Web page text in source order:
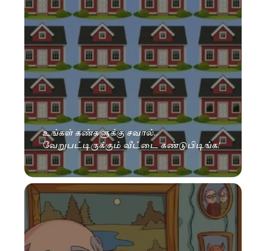
உங்கள் கண்களுக்கு சவால்..
வேறுபட்டிருக்கும் வீட்டை கண்டுபிடிங்க!